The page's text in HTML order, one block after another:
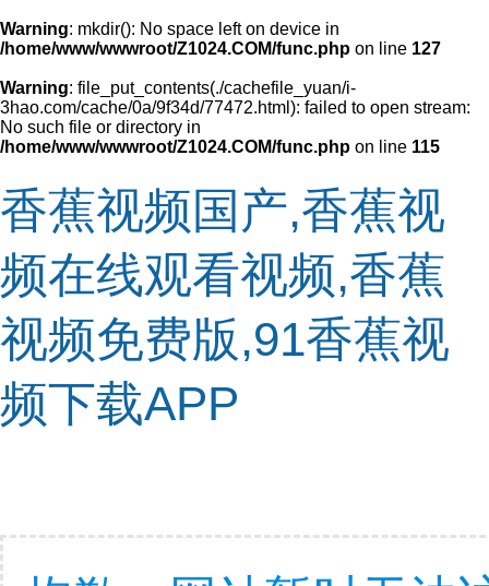
Warning: mkdir(): No space left on device in
/home/www/wwwroot/Z1024.COM/func.php on line 127
Warning: file_put_contents(./cachefile_yuan/i-
3hao.com/cache/0a/9f34d/77472.html): failed to open stream:
No such file or directory in
/home/www/wwwroot/Z1024.COM/func.php on line 115
香蕉视频国产,香蕉视
频在线观看视频,香蕉
视频免费版,91香蕉视
频下载APP